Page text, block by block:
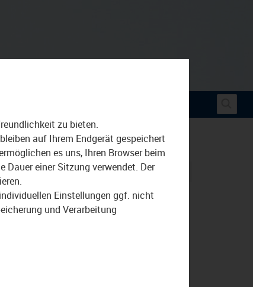
Bierprobe Volksfest Waldkraiburg
zu bieten.
auf Ihrem Endgerät gespeichert
es uns, Ihren Browser beim
einer Sitzung verwendet. Der
Einstellungen ggf. nicht
und Verarbeitung